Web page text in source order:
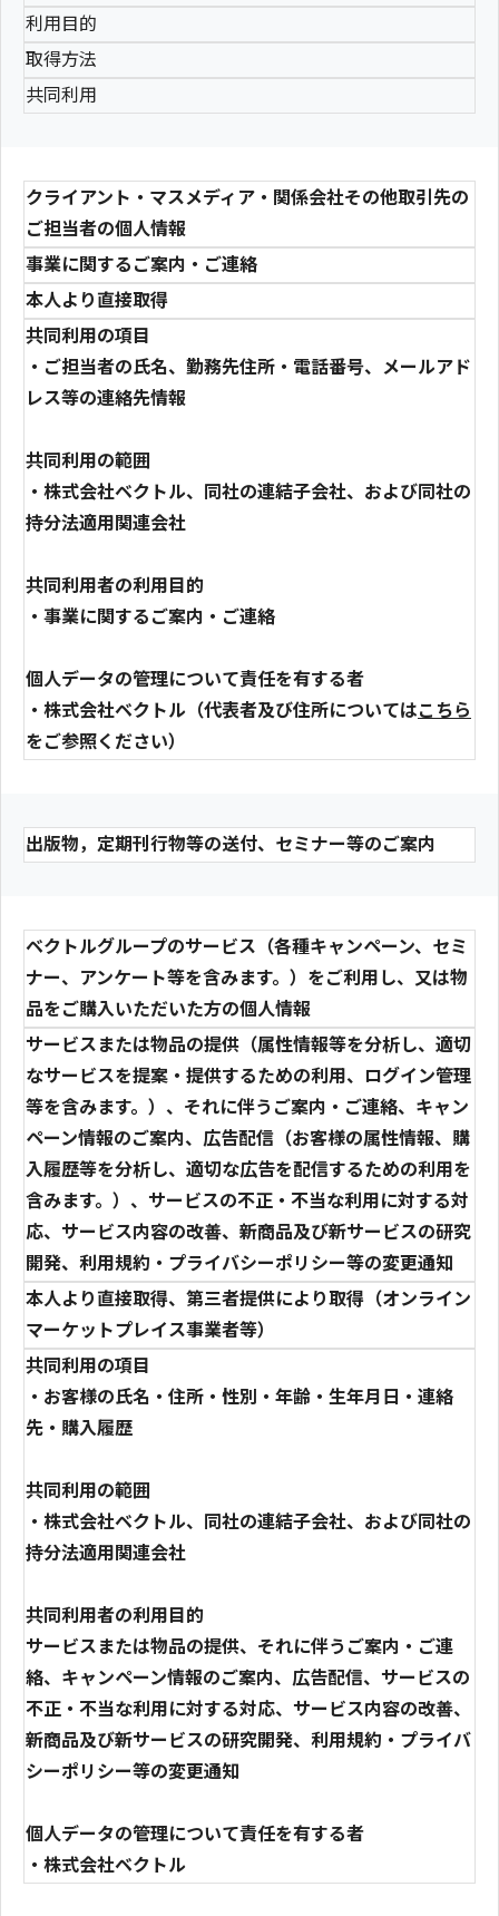
利用目的
取得方法
共同利用
クライアント・マスメディア・関係会社その他取引先の
ご担当者の個人情報
事業に関するご案内・ご連絡
本人より直接取得
共同利用の項目
・ご担当者の氏名、勤務先住所・電話番号、メールアド
レス等の連絡先情報
共同利用の範囲
・株式会社ベクトル、同社の連結子会社、および同社の
持分法適用関連会社
共同利用者の利用目的
・事業に関するご案内・ご連絡
個人データの管理について責任を有する者
・株式会社ベクトル（代表者及び住所についてはこちら
をご参照ください）
出版物，定期刊行物等の送付、セミナー等のご案内
ベクトルグループのサービス（各種キャンペーン、セミ
ナー、アンケート等を含みます。）をご利用し、又は物
品をご購入いただいた方の個人情報
サービスまたは物品の提供（属性情報等を分析し、適切
なサービスを提案・提供するための利用、ログイン管理
等を含みます。）、それに伴うご案内・ご連絡、キャン
ペーン情報のご案内、広告配信（お客様の属性情報、購
入履歴等を分析し、適切な広告を配信するための利用を
含みます。）、サービスの不正・不当な利用に対する対
応、サービス内容の改善、新商品及び新サービスの研究
開発、利用規約・プライバシーポリシー等の変更通知
本人より直接取得、第三者提供により取得（オンライン
マーケットプレイス事業者等）
共同利用の項目
・お客様の氏名・住所・性別・年齢・生年月日・連絡
先・購入履歴
共同利用の範囲
・株式会社ベクトル、同社の連結子会社、および同社の
持分法適用関連会社
共同利用者の利用目的
サービスまたは物品の提供、それに伴うご案内・ご連
絡、キャンペーン情報のご案内、広告配信、サービスの
不正・不当な利用に対する対応、サービス内容の改善、
新商品及び新サービスの研究開発、利用規約・プライバ
シーポリシー等の変更通知
個人データの管理について責任を有する者
・株式会社ベクトル